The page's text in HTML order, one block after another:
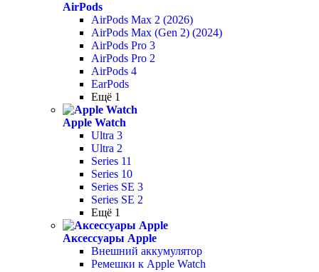
AirPods
AirPods Max 2 (2026)
AirPods Max (Gen 2) (2024)
AirPods Pro 3
AirPods Pro 2
AirPods 4
EarPods
Ещё 1
Apple Watch
Ultra 3
Ultra 2
Series 11
Series 10
Series SE 3
Series SE 2
Ещё 1
Аксессуары Apple
Внешний аккумулятор
Ремешки к Apple Watch